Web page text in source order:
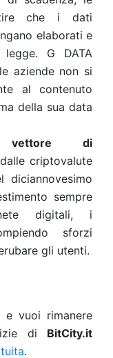
che i dati
elaborati e
G DATA
aziende non si
al contenuto
della sua data
vettore di
criptovalute
sempre
digitali, i
sforzi
gli utenti.
vuoi rimanere
di BitCity.it
.